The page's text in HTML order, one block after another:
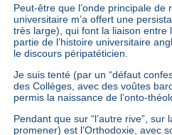
Peut-être que l’onde principale
universitaire m’a offert une
très large), qui font la liaison entre
partie de l’histoire universitaire
le discours péripatéticien.
Je suis tenté (par un “défaut
des Collèges, avec des voûtes
permis la naissance de l’onto-
Pendant que sur “l’autre rive”,
promener) est l’Orthodoxie, avec